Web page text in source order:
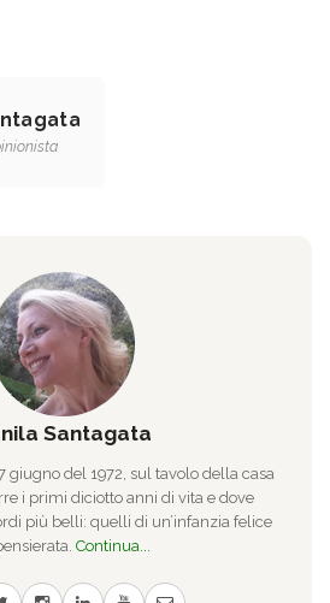
Santagata
giugno del 1972, sul tavolo della casa
i primi diciotto anni di vita e dove
più belli: quelli di un’infanzia felice
Continua...